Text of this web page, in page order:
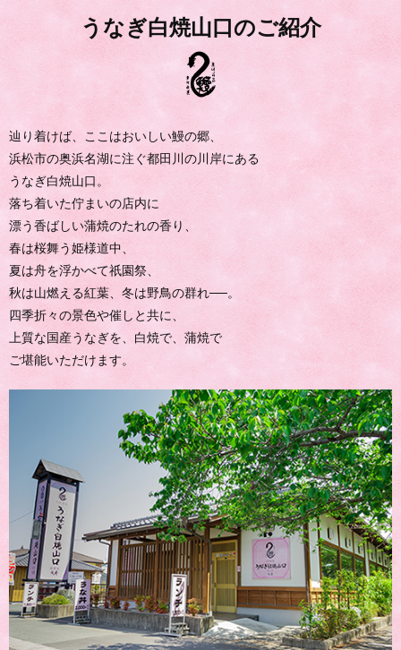
うなぎ白焼山口のご紹介
辿り着けば、ここはおいしい鰻の郷、
浜松市の奥浜名湖に注ぐ都田川の川岸にある
うなぎ白焼山口。
落ち着いた佇まいの店内に
漂う香ばしい蒲焼のたれの香り、
春は桜舞う姫様道中、
夏は舟を浮かべて祇園祭、
秋は山燃える紅葉、冬は野鳥の群れ──。
四季折々の景色や催しと共に、
上質な国産うなぎを、白焼で、蒲焼で
ご堪能いただけます。